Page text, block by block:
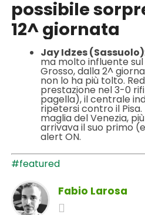
possibile
12^ giornata
Jay Idzes (Sassuolo)
ma molto influente
Grosso, dalla 2^
non lo ha più tolto.
prestazione nel 3-0
pagella), il centrale
ripetersi contro il
maglia del Venezia,
arrivava il suo primo
alert ON.
#featured
Fabio Larosa